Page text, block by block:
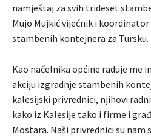
namještaj za svih trideset
Mujo Mujkić vijećnik i
stambenih kontejnera za Tursku.
Kao načelnika općine raduje me
akciju izgradnje stambenih
kalesijski privrednici, njihovi
kako iz Kalesije tako i firme i
Mostara. Naši privrednici su